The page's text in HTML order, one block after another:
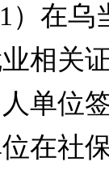
1）在
业相关
单位
在社